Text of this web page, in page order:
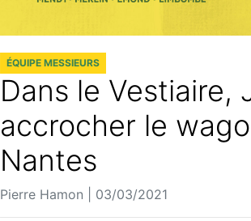
ÉQUIPE MESSIEURS
Dans le Vestiaire,
accrocher le
Nantes
Pierre Hamon | 03/03/2021